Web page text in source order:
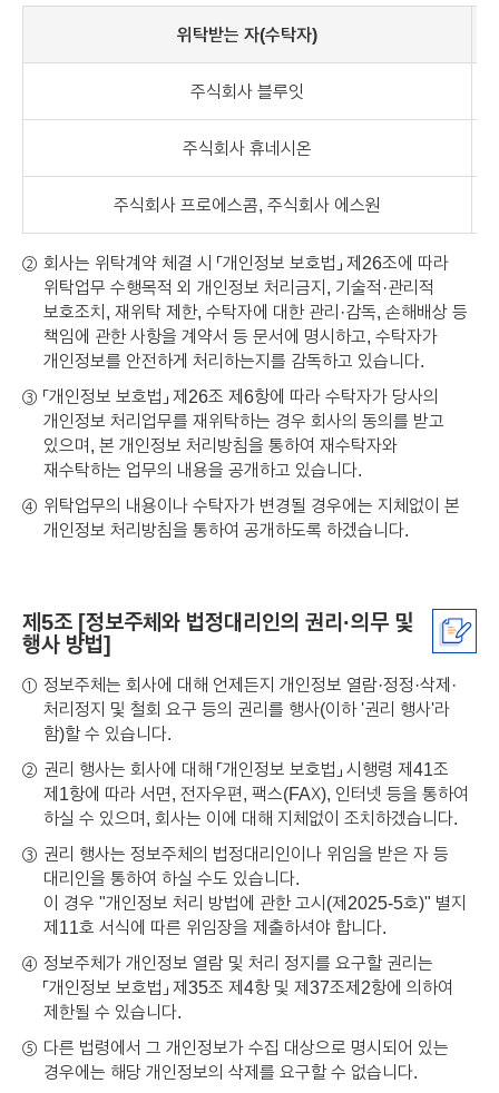
위탁받는 자(수탁자)
주식회사 블루잇
주식회사 휴네시온
주식회사 프로에스콤, 주식회사 에스원
② 회사는 위탁계약 체결 시 「개인정보 보호법」 제26조에 따라
위탁업무 수행목적 외 개인정보 처리금지, 기술적·관리적
보호조치, 재위탁 제한, 수탁자에 대한 관리·감독, 손해배상 등
책임에 관한 사항을 계약서 등 문서에 명시하고, 수탁자가
개인정보를 안전하게 처리하는지를 감독하고 있습니다.
③ 「개인정보 보호법」 제26조 제6항에 따라 수탁자가 당사의
개인정보 처리업무를 재위탁하는 경우 회사의 동의를 받고
있으며, 본 개인정보 처리방침을 통하여 재수탁자와
재수탁하는 업무의 내용을 공개하고 있습니다.
④ 위탁업무의 내용이나 수탁자가 변경될 경우에는 지체없이 본
개인정보 처리방침을 통하여 공개하도록 하겠습니다.
제5조 [정보주체와 법정대리인의 권리·의무 및
행사 방법]
① 정보주체는 회사에 대해 언제든지 개인정보 열람·정정·삭제·
처리정지 및 철회 요구 등의 권리를 행사(이하 '권리 행사'라
함)할 수 있습니다.
② 권리 행사는 회사에 대해 「개인정보 보호법」 시행령 제41조
제1항에 따라 서면, 전자우편, 팩스(FAX), 인터넷 등을 통하여
하실 수 있으며, 회사는 이에 대해 지체없이 조치하겠습니다.
③ 권리 행사는 정보주체의 법정대리인이나 위임을 받은 자 등
대리인을 통하여 하실 수도 있습니다.
이 경우 "개인정보 처리 방법에 관한 고시(제2025-5호)" 별지
제11호 서식에 따른 위임장을 제출하셔야 합니다.
④ 정보주체가 개인정보 열람 및 처리 정지를 요구할 권리는
「개인정보 보호법」 제35조 제4항 및 제37조제2항에 의하여
제한될 수 있습니다.
⑤ 다른 법령에서 그 개인정보가 수집 대상으로 명시되어 있는
경우에는 해당 개인정보의 삭제를 요구할 수 없습니다.